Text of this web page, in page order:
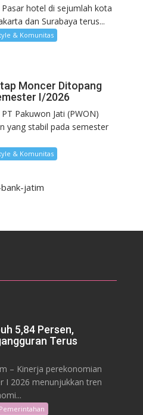
hotel di sejumlah kota
dan Surabaya terus...
& Komunitas
Moncer Ditopang
I/2026
Pakuwon Jati (PWON)
yang stabil pada semester
& Komunitas
5,84 Persen,
Terus
– Kinerja perekonomian
I 2026 menunjukkan tren
Pemerintahan